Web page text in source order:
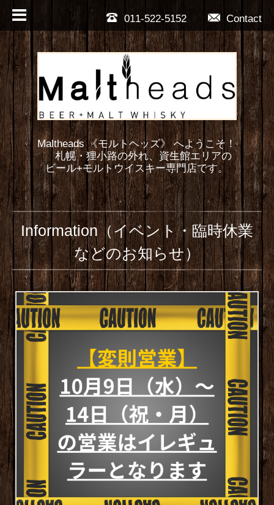
Contact
011-522-5152
Maltheads 《モルトヘッズ》 へようこそ！
札幌・狸小路の外れ、資生館エリアの
ビール+モルトウイスキー専門店です。
Information（イベント・臨時休業
などのお知らせ）